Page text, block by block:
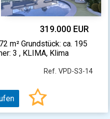
319.000 EUR
m² Grundstück: ca. 195
3 , KLIMA, Klima
Ref. VPD-S3-14